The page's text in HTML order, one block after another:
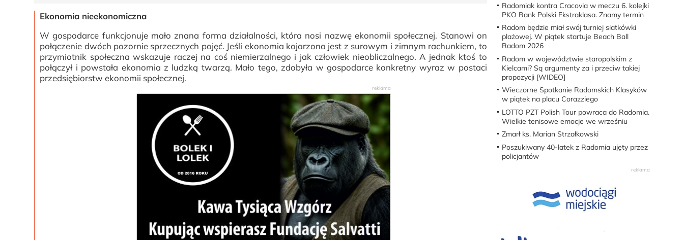
Ekonomia nieekonomiczna
W gospodarce funkcjonuje mało znana forma działalności, która nosi nazwę ekonomii społecznej. Stanowi on
połączenie dwóch pozornie sprzecznych pojęć. Jeśli ekonomia kojarzona jest z surowym i zimnym rachunkiem, to
przymiotnik społeczna wskazuje raczej na coś niemierzalnego i jak człowiek nieobliczalnego. A jednak ktoś to
połączył i powstała ekonomia z ludzką twarzą. Mało tego, zdobyła w gospodarce konkretny wyraz w postaci
przedsiębiorstw ekonomii społecznej.
Radomiak kontra Cracovia w meczu 6. kolejki
PKO Bank Polski Ekstraklasa. Znamy termin
Radom będzie miał swój turniej siatkówki
plażowej. W piątek startuje Beach Ball
Radom 2026
Radom w województwie staropolskim z
Kielcami? Są argumenty za i przeciw takiej
propozycji [WIDEO]
Wieczorne Spotkanie Radomskich Klasyków
w piątek na placu Corazziego
LOTTO PZT Polish Tour powraca do Radomia.
Wielkie tenisowe emocje we wrześniu
Zmarł ks. Marian Strzałkowski
Poszukiwany 40-latek z Radomia ujęty przez
policjantów